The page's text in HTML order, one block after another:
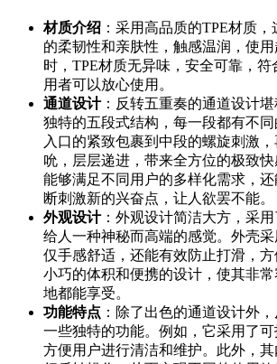
材质介绍 ：采用高品质的TPE材质
的柔韧性和亲肤性，触感温润，使
时，TPE材质无异味，安全可靠，符
用者可以放心使用。
通道设计：反转五重奏的通道设计
独特的五段式结构，每一段都有不
入口的紧致包裹到中段的螺旋刺激
吮，层层递进，带来全方位的极致
能够满足不同用户的多样化需求，
断刺激新的兴奋点，让人欲罢不能。
外观设计：外观设计简洁大方，采用
给人一种神秘而高端的感觉。外壳
仅手感舒适，还能有效防止打滑，
小巧的体积和便携的设计，使其非
地都能享受。
功能特点 ：除了出色的通道设计外
一些独特的功能。例如，它采用了可
方便用户进行清洁和维护。此外，